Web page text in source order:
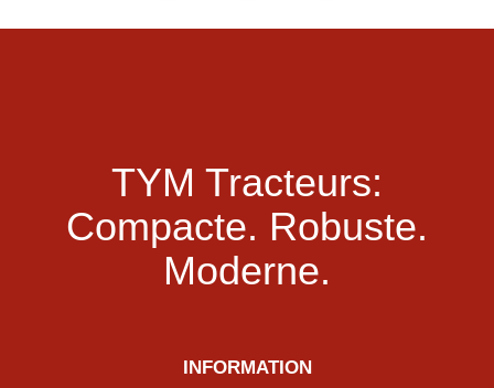
TYM Tracteurs:
Compacte. Robuste.
Moderne.
INFORMATION